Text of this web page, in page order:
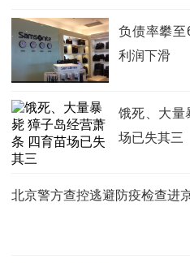
负债率攀至
利润下滑
饿死、大量
场已失其三
北京警方查控逃避防疫检查进